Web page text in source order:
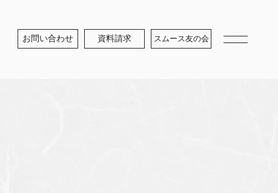
お問い合わせ 資料請求 スムース友の会